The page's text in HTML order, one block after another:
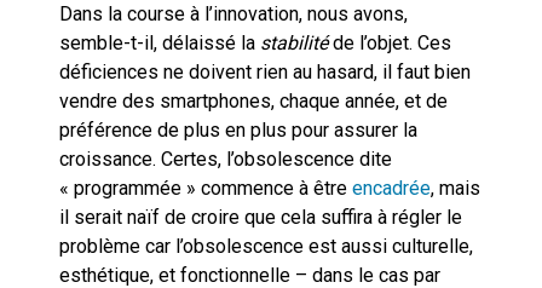
Dans la course à l’innovation, nous avons,
semble-t-il, délaissé la stabilitéde l’objet. Ces
déficiences ne doivent rien au hasard, il faut bien
vendre des smartphones, chaque année, et de
préférence de plus en plus pour assurer la
croissance. Certes, l’obsolescence dite
« programmée » commence à être encadrée, mais
il serait naïf de croire que cela suffira à régler le
problème car l’obsolescence est aussi culturelle,
esthétique, et fonctionnelle – dans le cas par